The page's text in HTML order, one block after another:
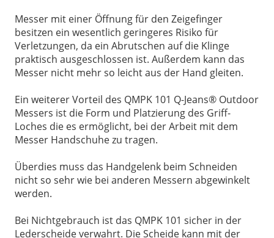
Messer mit einer Öffnung für den Zeigefinger
besitzen ein wesentlich geringeres Risiko für
Verletzungen, da ein Abrutschen auf die Klinge
praktisch ausgeschlossen ist. Außerdem kann das
Messer nicht mehr so leicht aus der Hand gleiten.
Ein weiterer Vorteil des QMPK 101 Q-Jeans® Outdoor
Messers ist die Form und Platzierung des Griff-
Loches die es ermöglicht, bei der Arbeit mit dem
Messer Handschuhe zu tragen.
Überdies muss das Handgelenk beim Schneiden
nicht so sehr wie bei anderen Messern abgewinkelt
werden.
Bei Nichtgebrauch ist das QMPK 101 sicher in der
Lederscheide verwahrt. Die Scheide kann mit der